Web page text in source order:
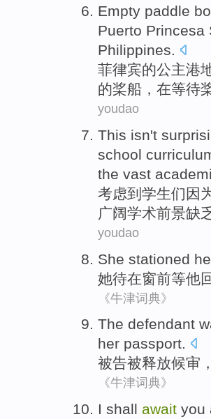
Empty paddle
Puerto Princesa
Philippines.
菲律宾的公主港
的桨船 ， 在等待
youdao
This isn't
school
the vast
考虑到 学生们 因
广阔学术前景缺
youdao
She stationed
她待在窗前等他
《牛津词典》
The defendant
her passport.
被告被释放候审 ，
《牛津词典》
I shall await you